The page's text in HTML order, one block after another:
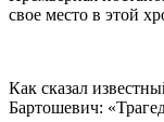
свое место в этой
Как сказал
Бартошевич: